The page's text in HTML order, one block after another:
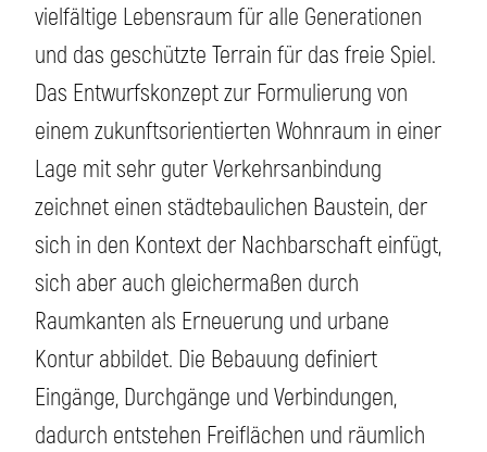
vielfältige Lebensraum für alle Generationen
und das geschützte Terrain für das freie Spiel.
Das Entwurfskonzept zur Formulierung von
einem zukunftsorientierten Wohnraum in einer
Lage mit sehr guter Verkehrsanbindung
zeichnet einen städtebaulichen Baustein, der
sich in den Kontext der Nachbarschaft einfügt,
sich aber auch gleichermaßen durch
Raumkanten als Erneuerung und urbane
Kontur abbildet. Die Bebauung definiert
Eingänge, Durchgänge und Verbindungen,
dadurch entstehen Freiflächen und räumlich